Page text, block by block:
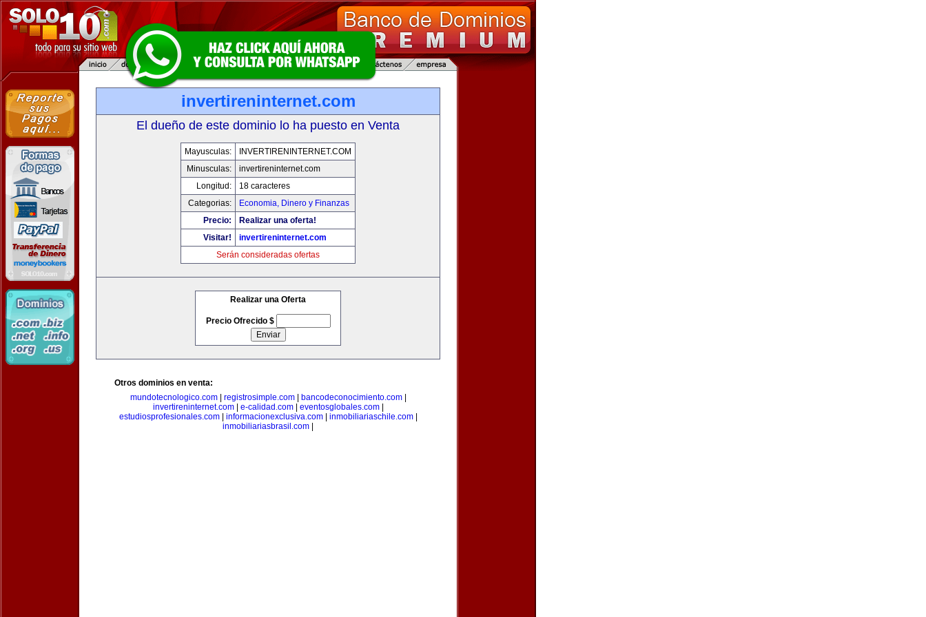
invertireninternet.com
El dueño de este dominio lo ha puesto en Venta
Mayusculas:
INVERTIRENINTERNET.COM
Minusculas:
invertireninternet.com
Longitud:
18 caracteres
Categorias:
Economia, Dinero y Finanzas
Precio:
Realizar una oferta!
Visitar!
invertireninternet.com
Serán consideradas ofertas
Realizar una Oferta
Precio Ofrecido $
Otros dominios en venta:
mundotecnologico.com| registrosimple.com| bancodeconocimiento.com|
invertireninternet.com| e-calidad.com| eventosglobales.com|
estudiosprofesionales.com| informacionexclusiva.com| inmobiliariaschile.com|
inmobiliariasbrasil.com